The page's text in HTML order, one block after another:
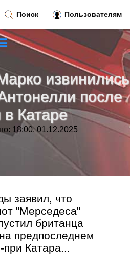
извинились
после
в Катаре
18:00, 01.12.2025
заявил, что
"Мерседеса"
британца
предпоследнем
при Катара...
Поиск Пользователям